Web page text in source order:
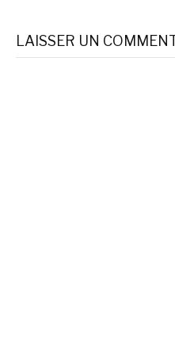
suite
LAISSER UN